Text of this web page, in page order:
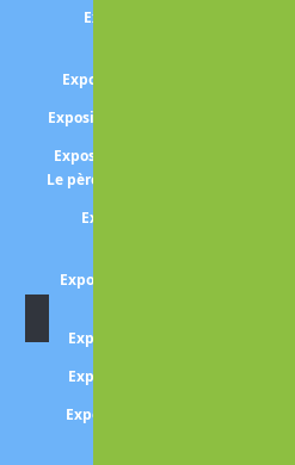
Exposition Christian
Exposition Rosa BONHEUR
Exposition BOTTICELLI Sandro
Exposition Eugéne BOUDIN -
Le père de l'impressionnisme -
Exposition Contantin
Exposition BUFFET Bernard
Exposition Miriam CAHN
Exposition CAILLEBOTTE
Exposition Julia Margaret